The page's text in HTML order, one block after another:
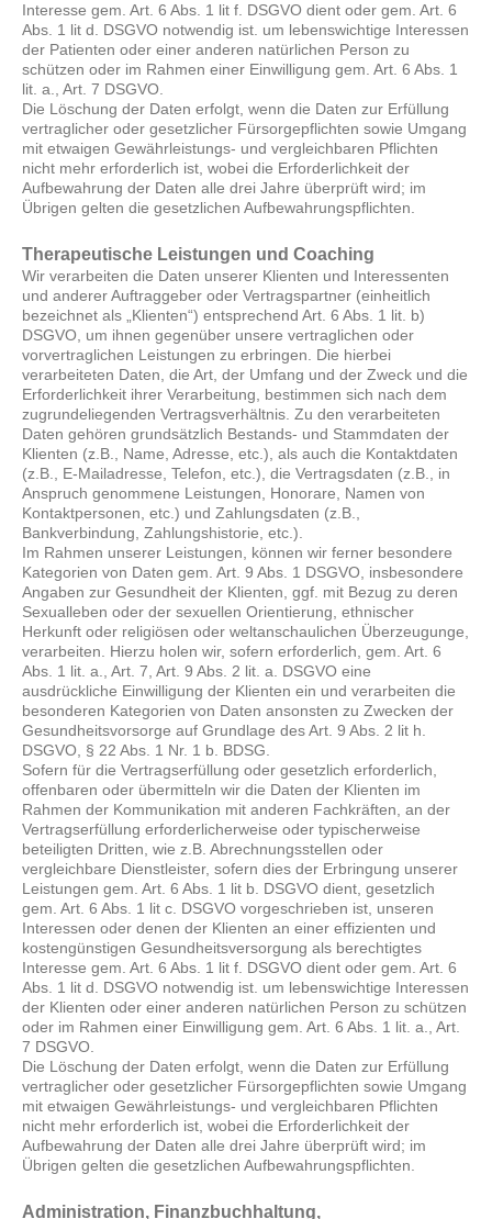
Interesse gem. Art. 6 Abs. 1 lit f. DSGVO dient oder gem. Art. 6
Abs. 1 lit d. DSGVO notwendig ist. um lebenswichtige Interessen
der Patienten oder einer anderen natürlichen Person zu
schützen oder im Rahmen einer Einwilligung gem. Art. 6 Abs. 1
lit. a., Art. 7 DSGVO.
Die Löschung der Daten erfolgt, wenn die Daten zur Erfüllung
vertraglicher oder gesetzlicher Fürsorgepflichten sowie Umgang
mit etwaigen Gewährleistungs- und vergleichbaren Pflichten
nicht mehr erforderlich ist, wobei die Erforderlichkeit der
Aufbewahrung der Daten alle drei Jahre überprüft wird; im
Übrigen gelten die gesetzlichen Aufbewahrungspflichten.
Therapeutische Leistungen und Coaching
Wir verarbeiten die Daten unserer Klienten und Interessenten
und anderer Auftraggeber oder Vertragspartner (einheitlich
bezeichnet als „Klienten“) entsprechend Art. 6 Abs. 1 lit. b)
DSGVO, um ihnen gegenüber unsere vertraglichen oder
vorvertraglichen Leistungen zu erbringen. Die hierbei
verarbeiteten Daten, die Art, der Umfang und der Zweck und die
Erforderlichkeit ihrer Verarbeitung, bestimmen sich nach dem
zugrundeliegenden Vertragsverhältnis. Zu den verarbeiteten
Daten gehören grundsätzlich Bestands- und Stammdaten der
Klienten (z.B., Name, Adresse, etc.), als auch die Kontaktdaten
(z.B., E-Mailadresse, Telefon, etc.), die Vertragsdaten (z.B., in
Anspruch genommene Leistungen, Honorare, Namen von
Kontaktpersonen, etc.) und Zahlungsdaten (z.B.,
Bankverbindung, Zahlungshistorie, etc.).
Im Rahmen unserer Leistungen, können wir ferner besondere
Kategorien von Daten gem. Art. 9 Abs. 1 DSGVO, insbesondere
Angaben zur Gesundheit der Klienten, ggf. mit Bezug zu deren
Sexualleben oder der sexuellen Orientierung, ethnischer
Herkunft oder religiösen oder weltanschaulichen Überzeugunge,
verarbeiten. Hierzu holen wir, sofern erforderlich, gem. Art. 6
Abs. 1 lit. a., Art. 7, Art. 9 Abs. 2 lit. a. DSGVO eine
ausdrückliche Einwilligung der Klienten ein und verarbeiten die
besonderen Kategorien von Daten ansonsten zu Zwecken der
Gesundheitsvorsorge auf Grundlage des Art. 9 Abs. 2 lit h.
DSGVO, § 22 Abs. 1 Nr. 1 b. BDSG.
Sofern für die Vertragserfüllung oder gesetzlich erforderlich,
offenbaren oder übermitteln wir die Daten der Klienten im
Rahmen der Kommunikation mit anderen Fachkräften, an der
Vertragserfüllung erforderlicherweise oder typischerweise
beteiligten Dritten, wie z.B. Abrechnungsstellen oder
vergleichbare Dienstleister, sofern dies der Erbringung unserer
Leistungen gem. Art. 6 Abs. 1 lit b. DSGVO dient, gesetzlich
gem. Art. 6 Abs. 1 lit c. DSGVO vorgeschrieben ist, unseren
Interessen oder denen der Klienten an einer effizienten und
kostengünstigen Gesundheitsversorgung als berechtigtes
Interesse gem. Art. 6 Abs. 1 lit f. DSGVO dient oder gem. Art. 6
Abs. 1 lit d. DSGVO notwendig ist. um lebenswichtige Interessen
der Klienten oder einer anderen natürlichen Person zu schützen
oder im Rahmen einer Einwilligung gem. Art. 6 Abs. 1 lit. a., Art.
7 DSGVO.
Die Löschung der Daten erfolgt, wenn die Daten zur Erfüllung
vertraglicher oder gesetzlicher Fürsorgepflichten sowie Umgang
mit etwaigen Gewährleistungs- und vergleichbaren Pflichten
nicht mehr erforderlich ist, wobei die Erforderlichkeit der
Aufbewahrung der Daten alle drei Jahre überprüft wird; im
Übrigen gelten die gesetzlichen Aufbewahrungspflichten.
Administration, Finanzbuchhaltung,